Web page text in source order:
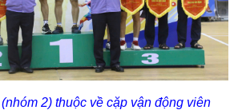
2) thuộc về cặp vận động viên